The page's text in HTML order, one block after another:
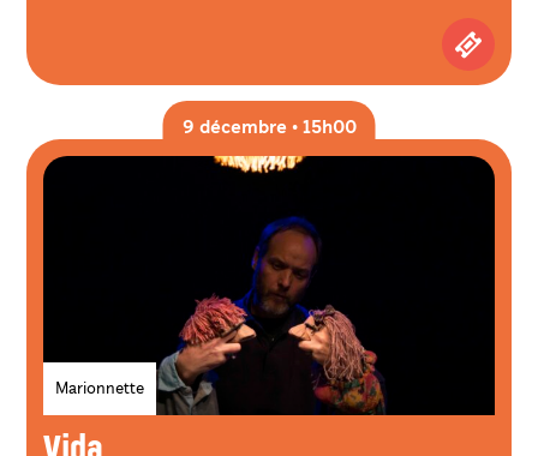
Marionnette
9 décembre • 15h00